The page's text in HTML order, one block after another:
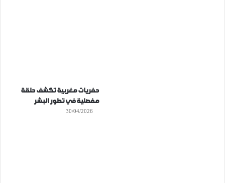
حفريات مغربية تكشف حلقة
مفصلية في تطور البشر
30/04/2026